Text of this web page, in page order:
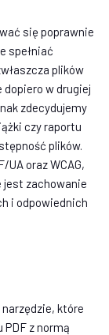
się poprawnie
spełniać
plików
dopiero w drugiej
zdecydujemy
czy raportu
plików.
UA oraz WCAG,
jest zachowanie
i odpowiednich
narzędzie, które
z normą